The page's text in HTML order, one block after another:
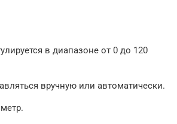
в диапазоне от 0 до 120
вручную или автоматически.